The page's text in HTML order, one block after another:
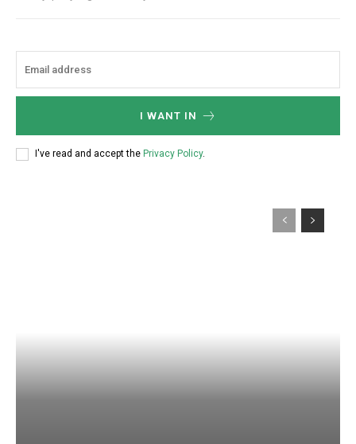
I WANT IN
I've read and accept the Privacy Policy.